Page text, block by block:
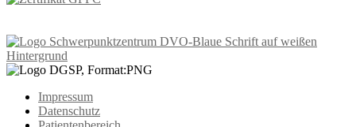
Impressum
Datenschutz